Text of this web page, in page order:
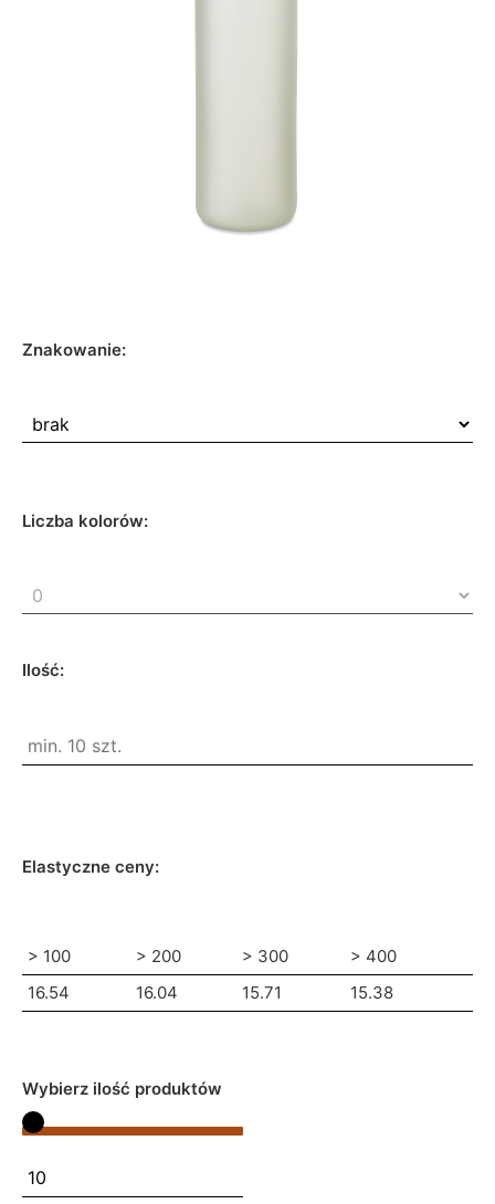
Znakowanie:
Liczba kolorów:
Ilość:
Elastyczne ceny:
> 100 > 200 > 300
> 400
16.54
16.04 15.71 15.38
Wybierz ilość produktów